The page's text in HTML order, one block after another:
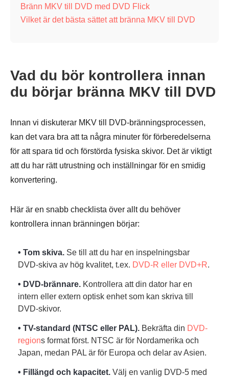
Bränn MKV till DVD med DVD Flick
Vilket är det bästa sättet att bränna MKV till DVD
Vad du bör kontrollera innan
du börjar bränna MKV till DVD
Innan vi diskuterar MKV till DVD-bränningsprocessen,
kan det vara bra att ta några minuter för förberedelserna
för att spara tid och förstörda fysiska skivor. Det är viktigt
att du har rätt utrustning och inställningar för en smidig
konvertering.
Här är en snabb checklista över allt du behöver
kontrollera innan bränningen börjar:
• Tom skiva. Se till att du har en inspelningsbar
DVD-skiva av hög kvalitet, t.ex. DVD-R eller DVD+R.
• DVD-brännare. Kontrollera att din dator har en
intern eller extern optisk enhet som kan skriva till
DVD-skivor.
• TV-standard (NTSC eller PAL). Bekräfta din DVD-
regions format först. NTSC är för Nordamerika och
Japan, medan PAL är för Europa och delar av Asien.
• Fillängd och kapacitet. Välj en vanlig DVD-5 med